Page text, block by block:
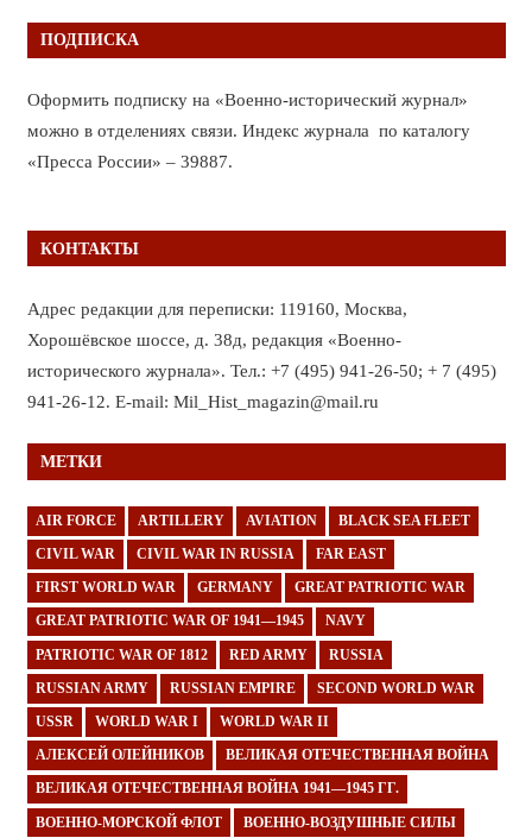
ПОДПИСКА
Оформить подписку на «Военно-исторический журнал»
можно в отделениях связи. Индекс журнала по каталогу
«Пресса России» – 39887.
КОНТАКТЫ
Адрес редакции для переписки: 119160, Москва,
Хорошёвское шоссе, д. 38д, редакция «Военно-
исторического журнала». Тел.: +7 (495) 941-26-50; + 7 (495)
941-26-12. E-mail: Mil_Hist_magazin@mail.ru
МЕТКИ
AIR FORCE ARTILLERY AVIATION BLACK SEA FLEET
CIVIL WAR CIVIL WAR IN RUSSIA FAR EAST
FIRST WORLD WAR GERMANY GREAT PATRIOTIC WAR
GREAT PATRIOTIC WAR OF 1941—1945 NAVY
PATRIOTIC WAR OF 1812 RED ARMY RUSSIA
RUSSIAN ARMY RUSSIAN EMPIRE SECOND WORLD WAR
USSR WORLD WAR I WORLD WAR II
АЛЕКСЕЙ ОЛЕЙНИКОВ ВЕЛИКАЯ ОТЕЧЕСТВЕННАЯ ВОЙНА
ВЕЛИКАЯ ОТЕЧЕСТВЕННАЯ ВОЙНА 1941—1945 ГГ.
ВОЕННО-МОРСКОЙ ФЛОТ ВОЕННО-ВОЗДУШНЫЕ СИЛЫ